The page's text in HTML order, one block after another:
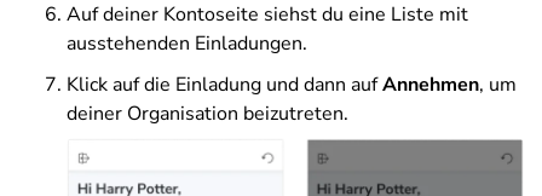
Auf deiner Kontoseite siehst du eine Liste mit
ausstehenden Einladungen.
Klick auf die Einladung und dann aufAnnehmen, um
deiner Organisation beizutreten.